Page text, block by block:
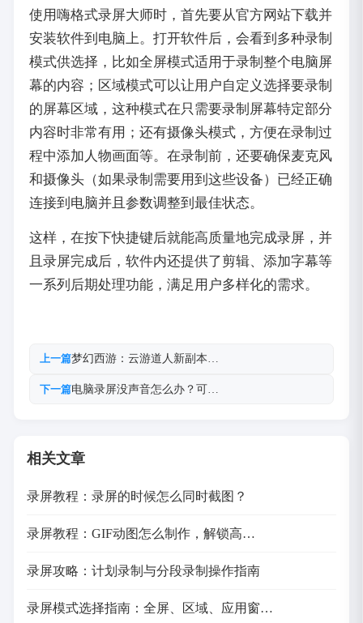
使用嗨格式录屏大师时，首先要从官方网站下载并
安装软件到电脑上。打开软件后，会看到多种录制
模式供选择，比如全屏模式适用于录制整个电脑屏
幕的内容；区域模式可以让用户自定义选择要录制
的屏幕区域，这种模式在只需要录制屏幕特定部分
内容时非常有用；还有摄像头模式，方便在录制过
程中添加人物画面等。在录制前，还要确保麦克风
和摄像头（如果录制需要用到这些设备）已经正确
连接到电脑并且参数调整到最佳状态。
这样，在按下快捷键后就能高质量地完成录屏，并
且录屏完成后，软件内还提供了剪辑、添加字幕等
一系列后期处理功能，满足用户多样化的需求。
上一篇梦幻西游：云游道人新副本…
下一篇电脑录屏没声音怎么办？可…
相关文章
录屏教程：录屏的时候怎么同时截图？
录屏教程：GIF动图怎么制作，解锁高…
录屏攻略：计划录制与分段录制操作指南
录屏模式选择指南：全屏、区域、应用窗…